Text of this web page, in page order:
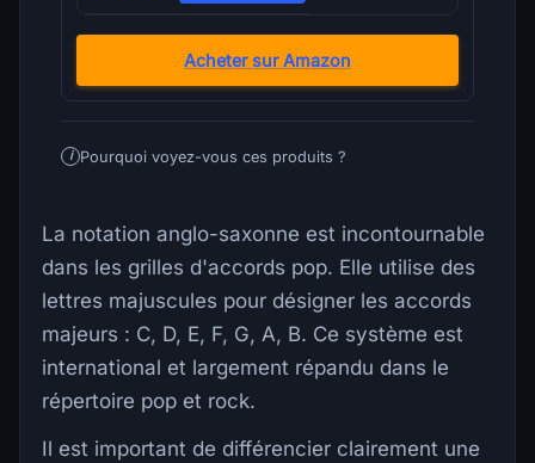
Acheter sur Amazon
i Pourquoi voyez-vous ces produits ?
La notation anglo-saxonne est incontournable
dans les grilles d'accords pop. Elle utilise des
lettres majuscules pour désigner les accords
majeurs : C, D, E, F, G, A, B. Ce système est
international et largement répandu dans le
répertoire pop et rock.
Il est important de différencier clairement une